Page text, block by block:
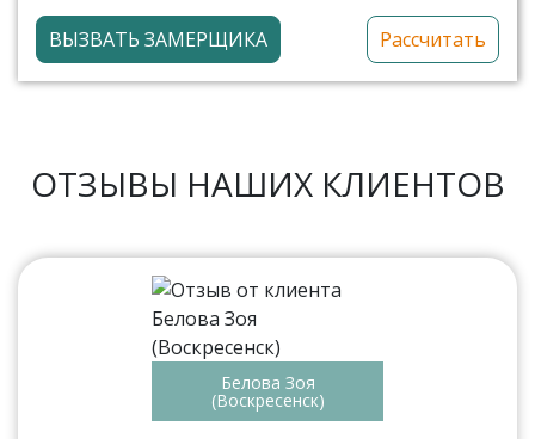
ВЫЗВАТЬ ЗАМЕРЩИКА Рассчитать
ОТЗЫВЫ НАШИХ КЛИЕНТОВ
Белова Зоя
(Воскресенск)